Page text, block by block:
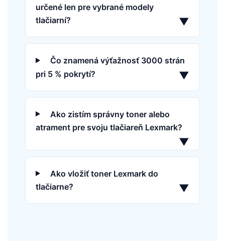
určené len pre vybrané modely
tlačiarní?
▼
Čo znamená výťažnosť 3000 strán
pri 5 % pokrytí?
▼
Ako zistím správny toner alebo
atrament pre svoju tlačiareň Lexmark?
▼
Ako vložiť toner Lexmark do
tlačiarne?
▼